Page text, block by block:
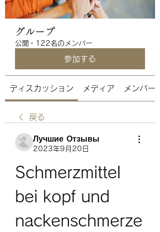
グループ
公開 · 122名のメンバー
参加する
ディスカッション メディア メンバー
戻る
Лучшие Отзывы
2023年9月20日
Schmerzmittel
bei kopf und
nackenschmerze